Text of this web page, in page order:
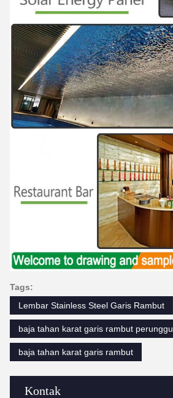
Kontak
Tags:
Lembar Stainless Steel Garis Rambut
baja tahan karat garis rambut perunggu
baja tahan karat garis rambut